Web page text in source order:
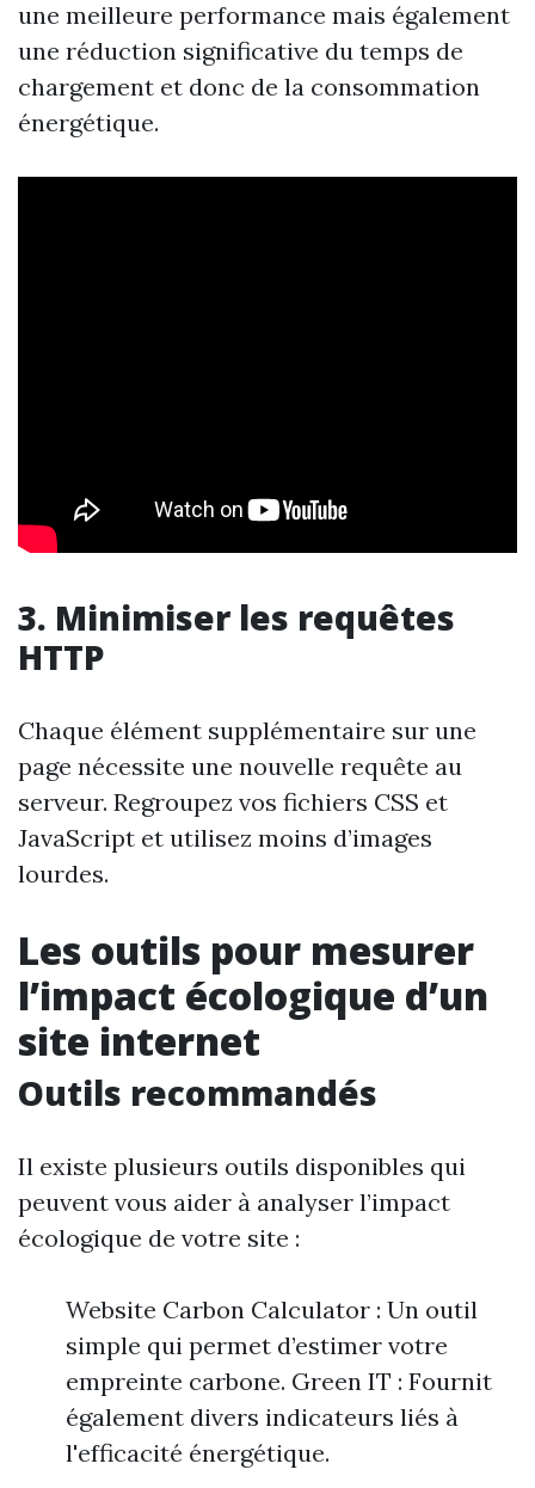
une meilleure performance mais également
une réduction significative du temps de
chargement et donc de la consommation
énergétique.
3. Minimiser les requêtes
HTTP
Chaque élément supplémentaire sur une
page nécessite une nouvelle requête au
serveur. Regroupez vos fichiers CSS et
JavaScript et utilisez moins d’images
lourdes.
Les outils pour mesurer
l’impact écologique d’un
site internet
Outils recommandés
Il existe plusieurs outils disponibles qui
peuvent vous aider à analyser l’impact
écologique de votre site :
Website Carbon Calculator : Un outil
simple qui permet d’estimer votre
empreinte carbone. Green IT : Fournit
également divers indicateurs liés à
l'efficacité énergétique.